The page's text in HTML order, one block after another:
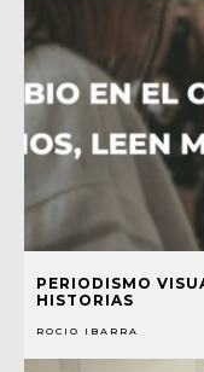
PERIODISMO
HISTORIAS
ROCIO IBARRA